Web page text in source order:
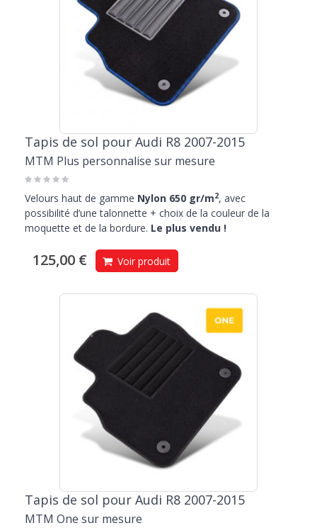
Tapis de sol pour Audi R8 2007-2015
MTM Plus personnalise sur mesure
Velours haut de gamme Nylon 650 gr/m2, avec
possibilité d’une talonnette + choix de la couleur de la
moquette et de la bordure. Le plus vendu !
125,00 € Voir produit
Tapis de sol pour Audi R8 2007-2015
MTM One sur mesure